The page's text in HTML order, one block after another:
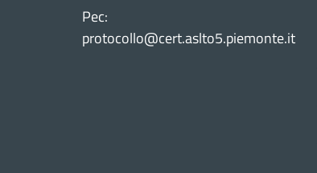
Pec:
protocollo@cert.aslto5.piemonte.it